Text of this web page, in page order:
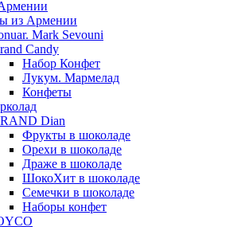
из Армении
Mark Sevouni
Candy
Набор Конфет
Лукум. Мармелад
Конфеты
Dian
Фрукты в шоколаде
Орехи в шоколаде
Драже в шоколаде
ШокоХит в шоколаде
Семечки в шоколаде
Наборы конфет